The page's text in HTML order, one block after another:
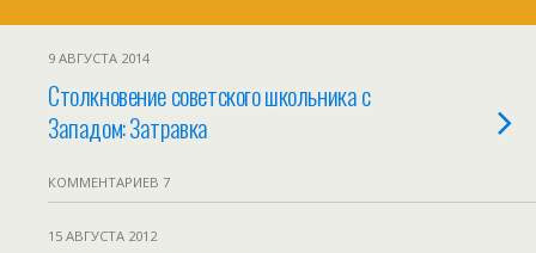
9 АВГУСТА 2014
Столкновение советского школьника с
Западом: Затравка
КОММЕНТАРИЕВ 7
15 АВГУСТА 2012